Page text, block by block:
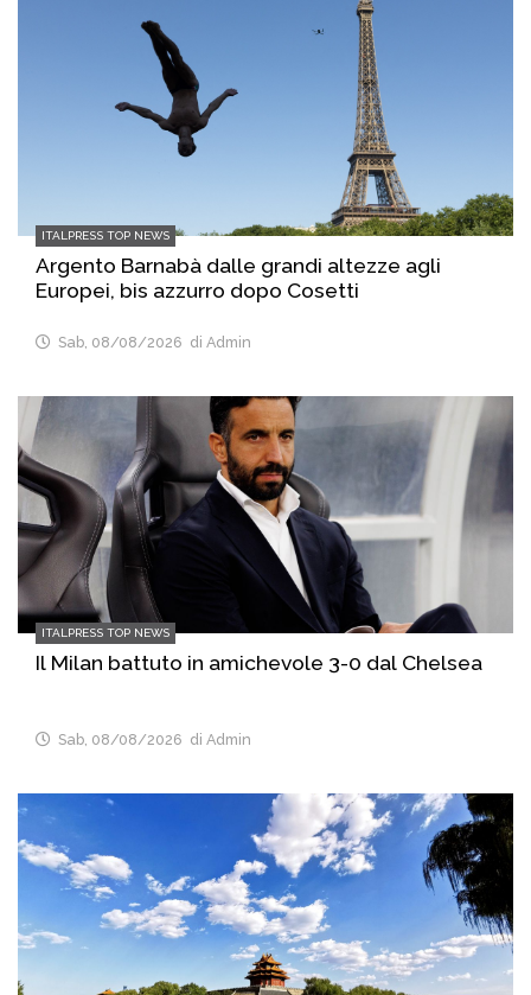
ITALPRESS TOP NEWS
Argento Barnabà dalle grandi altezze agli
Europei, bis azzurro dopo Cosetti
Sab, 08/08/2026 di Admin
ITALPRESS TOP NEWS
Il Milan battuto in amichevole 3-0 dal Chelsea
Sab, 08/08/2026 di Admin